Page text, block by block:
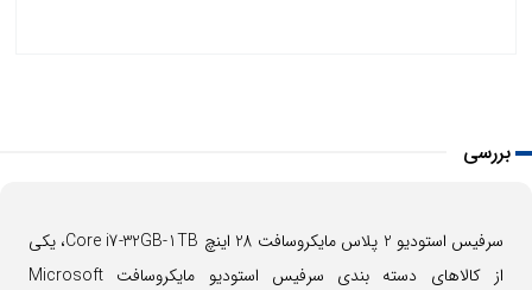
بررسی
سرفیس استودیو 2 پلاس مایکروسافت 28 اینچ Core i7-32GB-1TB، یکی
از کالاهای دسته بندی سرفیس استودیو مایکروسافت Microsoft